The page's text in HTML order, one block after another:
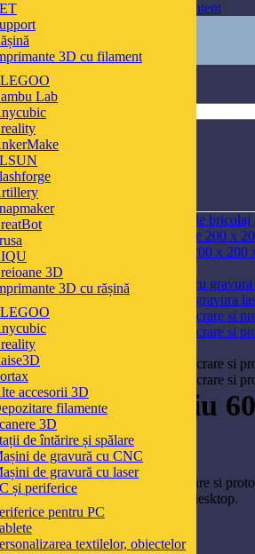
Skip to navigation Skip to main content
3D cu filament
Lab
3D
3D cu rășină
accesorii 3D
filamente
3D
de întărire și spălare
de gravură cu CNC
de gravură cu laser
și periferice
pentru PC
textilelor, obiectelor
Prima pagină Unelte și materiale de bricolaj
Set 10 placi acrilice colorate mate 200 x
Înapoi la produse
Set 20 medalioane metalice pentru gravura
Click pentru a mări
Bloc de aluminiu
CNC
181,84lei – 284,52leiInterval
de
la
Bloc aluminiu 6061 pentru prelucrare si
automotive. Perfect pentru masini desktop.